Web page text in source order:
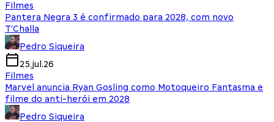
Filmes
Pantera Negra 3 é confirmado para 2028, com novo
T'Challa
Pedro Siqueira
25.jul.26
Filmes
Marvel anuncia Ryan Gosling como Motoqueiro Fantasma e
filme do anti-herói em 2028
Pedro Siqueira